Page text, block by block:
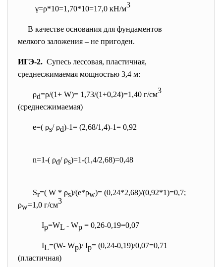
γ=ρ*10=1,70*10=17,0 кН/м3
В качестве основания для фундаментов
мелкого заложения – не пригоден.
ИГЭ-2. Супесь лессовая, пластичная,
среднесжимаемая мощностью 3,4 м:
ρd=ρ/(1+ W)= 1,73/(1+0,24)=1,40 г/см3
(среднесжимаемая)
e=( ρs/ ρd)-1= (2,68/1,4)-1= 0,92
n=1-( ρd/ ρs)=1-(1,4/2,68)=0,48
Sr=( W * ρs)/(е*ρw)= (0,24*2,68)/(0,92*1)=0,7;
ρw=1,0 г/см3
Ip=WL - Wp = 0,26-0,19=0,07
IL=(W- Wp)/ Ip= (0,24-0,19)/0,07=0,71
(пластичная)